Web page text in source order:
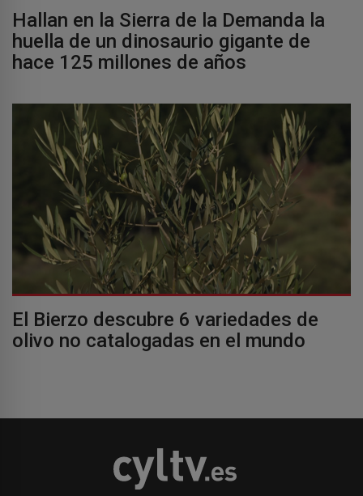
Hallan en la Sierra de la Demanda la
huella de un dinosaurio gigante de
hace 125 millones de años
El Bierzo descubre 6 variedades de
olivo no catalogadas en el mundo